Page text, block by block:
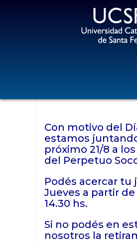
Con motivo del
estamos
próximo 21/8 a
del Perpetuo
Podés acercar tu
Jueves a partir de
14.30 hs.
Si no podés en
nosotros la